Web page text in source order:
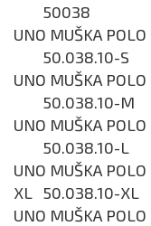
50038
UNO MUŠKA POLO
50.038.10-S
UNO MUŠKA
50.038.10-M
UNO MUŠKA
50.038.10-L
UNO MUŠKA
XL 50.038.10-XL
UNO MUŠKA